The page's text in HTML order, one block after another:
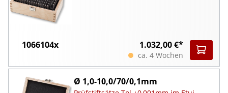
1066104x 1.032,00 €*
ca. 4 Wochen
Ø 1,0-10,0/70/0,1mm